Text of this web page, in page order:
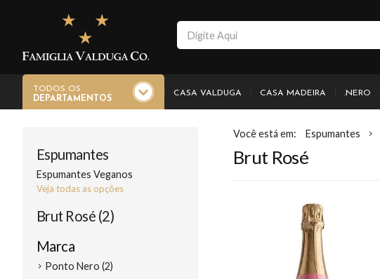
TODOS OS
DEPARTAMENTOS
CASA VALDUGA CASA MADEIRA .NERO
Espumantes
Espumantes Veganos
Veja todas as opções
Brut Rosé (2)
Marca
Ponto Nero (2)
Espumantes
Brut Rosé